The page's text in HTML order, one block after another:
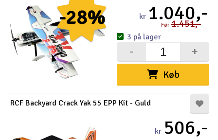
-28% kr 1.040,-
Før 1.451,-
Køb
+
-
3 på lager
RCF Backyard Crack Yak 55 EPP Kit - Guld
kr 506,-